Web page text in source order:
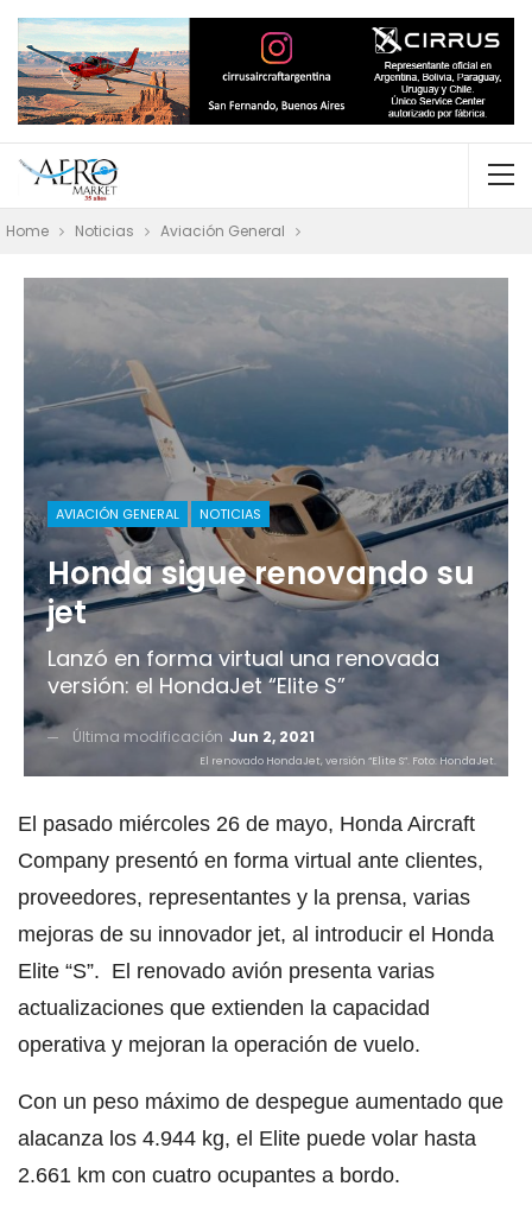
Home Noticias Aviación General
AVIACIÓN GENERAL NOTICIAS
Honda sigue renovando su
jet
Lanzó en forma virtual una renovada
versión: el HondaJet “Elite S”
Última modificación Jun 2, 2021
El renovado HondaJet, versión “Elite S”. Foto: HondaJet.
El pasado miércoles 26 de mayo, Honda Aircraft
Company presentó en forma virtual ante clientes,
proveedores, representantes y la prensa, varias
mejoras de su innovador jet, al introducir el Honda
Elite “S”. El renovado avión presenta varias
actualizaciones que extienden la capacidad
operativa y mejoran la operación de vuelo.
Con un peso máximo de despegue aumentado que
alacanza los 4.944 kg, el Elite puede volar hasta
2.661 km con cuatro ocupantes a bordo.